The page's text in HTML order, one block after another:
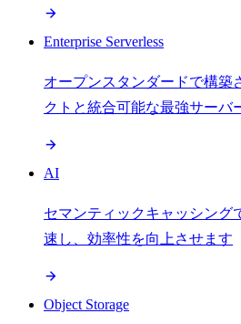
Enterprise Serverless
オープンスタンダードで構築
クトと統合可能な最強サーバ
AI
セマンティックキャッシング
速し、効率性を向上させます
Object Storage